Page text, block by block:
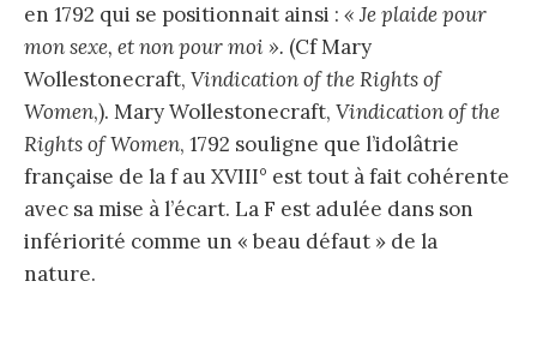
en 1792 qui se positionnait ainsi : « Je plaide pour
mon sexe, et non pour moi ». (Cf Mary
Wollestonecraft, Vindication of the Rights of
Women,). Mary Wollestonecraft, Vindication of the
Rights of Women, 1792 souligne que l’idolâtrie
française de la f au XVIII° est tout à fait cohérente
avec sa mise à l’écart. La F est adulée dans son
infériorité comme un « beau défaut » de la
nature.